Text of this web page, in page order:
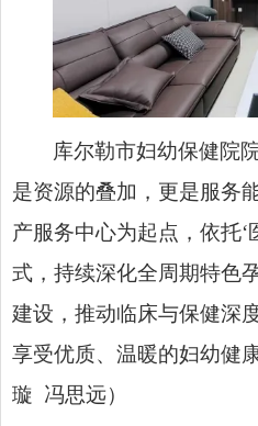
库尔勒市妇幼保健院
是资源的叠加，更是服务
产服务中心为起点，依托‘
式，持续深化全周期特色
建设，推动临床与保健深
享受优质、温暖的妇幼健
璇 冯思远）